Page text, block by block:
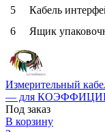
5
Кабель
6
Ящик
Измерительный
— для
Под заказ
В корзину